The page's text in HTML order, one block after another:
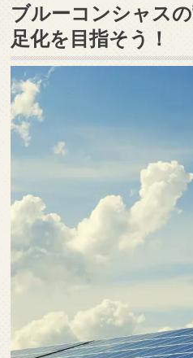
ブルーコンシャス
足化を目指そう！